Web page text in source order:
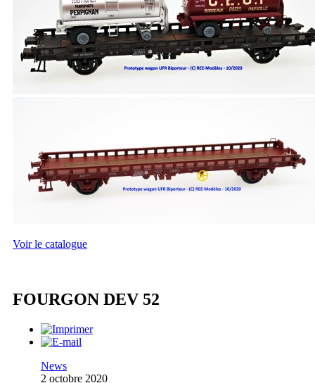
Voir le catalogue
FOURGON DEV 52
News
2 octobre 2020